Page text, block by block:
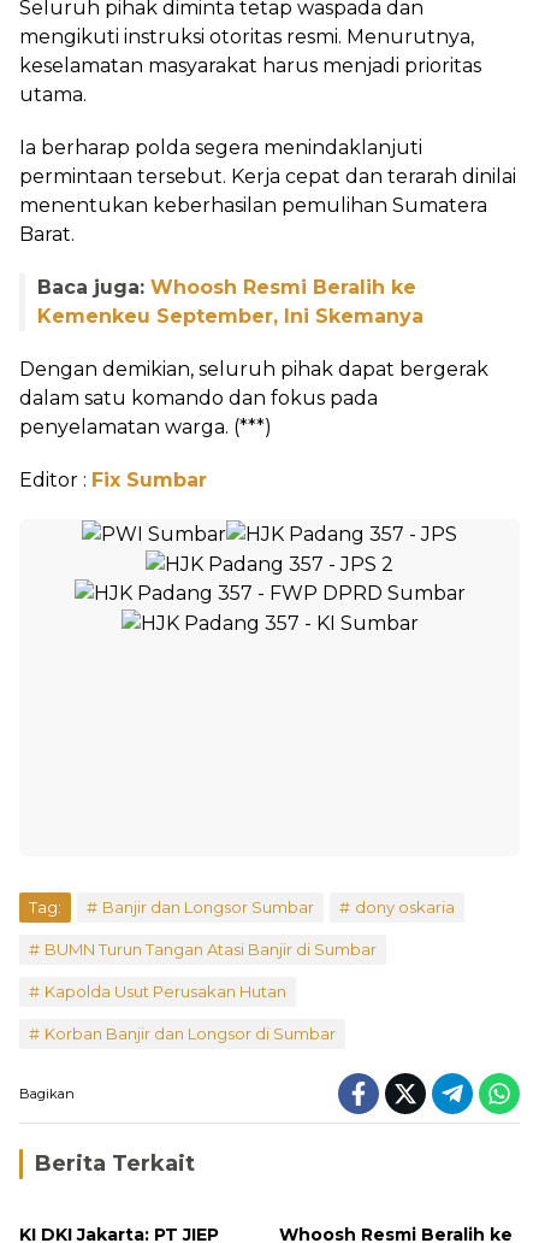
Seluruh pihak diminta tetap waspada dan
mengikuti instruksi otoritas resmi. Menurutnya,
keselamatan masyarakat harus menjadi prioritas
utama.
Ia berharap polda segera menindaklanjuti
permintaan tersebut. Kerja cepat dan terarah dinilai
menentukan keberhasilan pemulihan Sumatera
Barat.
Baca juga: Whoosh Resmi Beralih ke
Kemenkeu September, Ini Skemanya
Dengan demikian, seluruh pihak dapat bergerak
dalam satu komando dan fokus pada
penyelamatan warga. (***)
Editor : Fix Sumbar
Tag: Banjir dan Longsor Sumbar dony oskaria
BUMN Turun Tangan Atasi Banjir di Sumbar
Kapolda Usut Perusakan Hutan
Korban Banjir dan Longsor di Sumbar
Bagikan
Berita Terkait
KI DKI Jakarta: PT JIEP
Whoosh Resmi Beralih ke